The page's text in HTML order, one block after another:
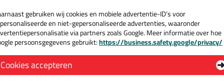
keramiek, vezelcement, mortel,
ijzer en hout.
Kenmerken van de
Goede hechting op vochtig
Uitstekende hechting op vele
gebruiken wij cookies en mobiele advertentie-ID’s voor
en niet-gepersonaliseerde advertenties, waaronder
via partners zoals Google. Meer informatie over hoe
persoonsgegevens gebruikt:https://business.safety.google/privacy/
Cookies accepteren
de actiecode ›
geen cadeau